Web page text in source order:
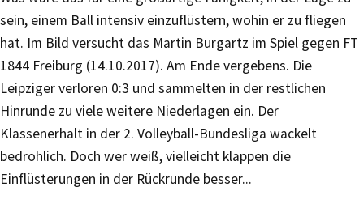
sein, einem Ball intensiv einzuflüstern, wohin er zu fliegen
hat. Im Bild versucht das Martin Burgartz im Spiel gegen FT
1844 Freiburg (14.10.2017). Am Ende vergebens. Die
Leipziger verloren 0:3 und sammelten in der restlichen
Hinrunde zu viele weitere Niederlagen ein. Der
Klassenerhalt in der 2. Volleyball-Bundesliga wackelt
bedrohlich. Doch wer weiß, vielleicht klappen die
Einflüsterungen in der Rückrunde besser...